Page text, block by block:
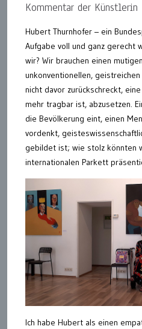
Kommentar der Künstlerin
Hubert Thurnhofer – ein
Aufgabe voll und ganz gerecht
wir? Wir brauchen einen
unkonventionellen,
nicht davor zurückschreckt,
mehr tragbar ist, abzusetzen.
die Bevölkerung eint, einen
vordenkt,
gebildet ist; wie stolz könnten
internationalen Parkett
Ich habe Hubert als einen